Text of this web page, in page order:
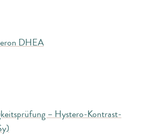
DHEA
– Hystero-Kontrast-